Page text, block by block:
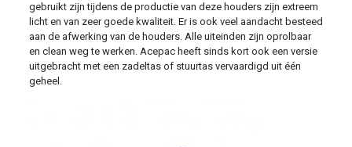
gebruikt zijn tijdens de productie van deze houders zijn extreem
licht en van zeer goede kwaliteit. Er is ook veel aandacht besteed
aan de afwerking van de houders. Alle uiteinden zijn oprolbaar
en clean weg te werken. Acepac heeft sinds kort ook een versie
uitgebracht met een zadeltas of stuurtas vervaardigd uit één
geheel.